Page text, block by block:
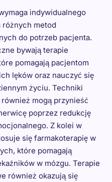
indywidualnego
różnych metod
do potrzeb pacjenta.
bywają terapie
pomagają pacjentom
lęków oraz nauczyć się
życiu. Techniki
mogą przynieść
poprzez redukcję
Z kolei w
się farmakoterapię w
które pomagają
w mózgu. Terapie
również okazują się